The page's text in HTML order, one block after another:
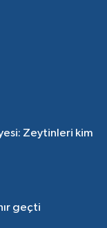
Zeytinleri kim
geçti